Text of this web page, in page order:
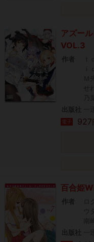
アズー
VOL.3
電子 927
百合姫
作者
出版社
一